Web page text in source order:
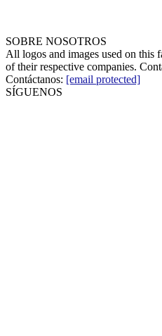
SOBRE NOSOTROS
All logos and images used on this
of their respective companies.
Contáctanos: [email protected]
SÍGUENOS